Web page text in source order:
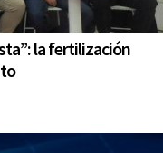
la fertilización